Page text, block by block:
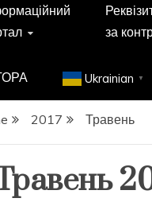
за
Ukrainian ▼
2017 Травень